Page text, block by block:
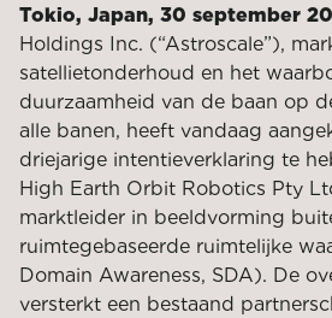
Tokio, Japan, 30 september
Holdings Inc. (“Astroscale”),
satellietonderhoud en het
duurzaamheid van de baan op
alle banen, heeft vandaag
driejarige intentieverklaring te
High Earth Orbit Robotics Pty
marktleider in beeldvorming
ruimtegebaseerde ruimtelijke
Domain Awareness, SDA). De
versterkt een bestaand